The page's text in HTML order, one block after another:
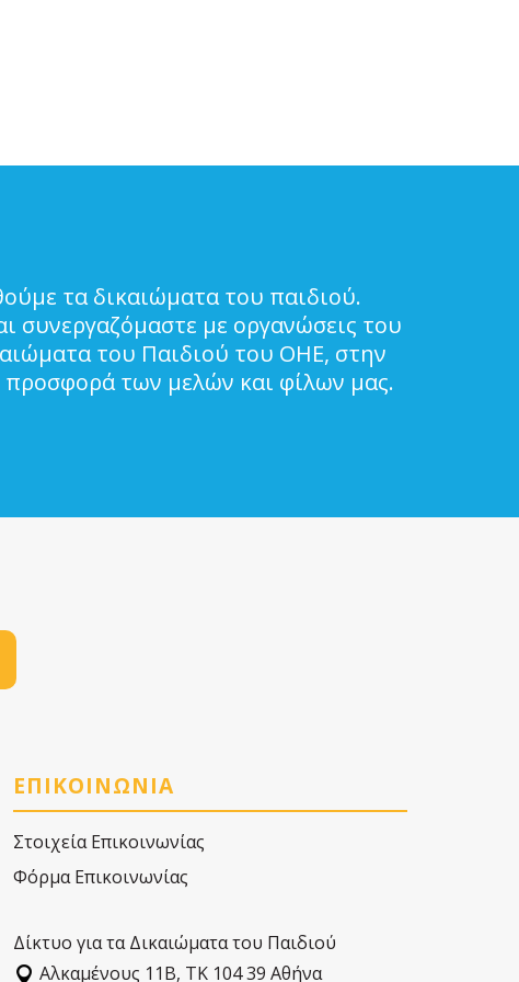
τα δικαιώματα του παιδιού.
συνεργαζόμαστε με οργανώσεις του
του Παιδιού του ΟΗΕ, στην
προσφορά των μελών και φίλων μας.
ΕΠΙΚΟΙΝΩΝΙΑ
Στοιχεία Επικοινωνίας
Φόρμα Επικοινωνίας
Δίκτυο για τα Δικαιώματα του Παιδιού
Αλκαµένους 11Β, ΤΚ 104 39 Αθήνα